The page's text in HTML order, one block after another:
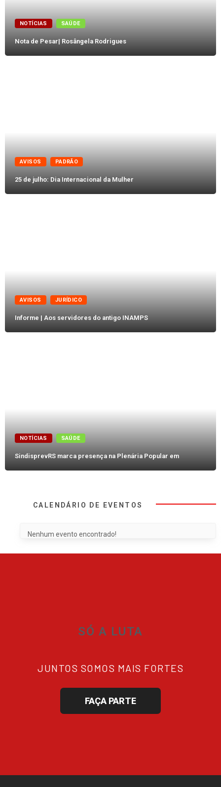
NOTÍCIAS SAÚDE
Nota de Pesar| Rosângela Rodrigues
AVISOS PADRÃO
25 de julho: Dia Internacional da Mulher
AVISOS JURÍDICO
Informe | Aos servidores do antigo INAMPS
NOTÍCIAS SAÚDE
SindisprevRS marca presença na Plenária Popular em
CALENDÁRIO DE EVENTOS
Nenhum evento encontrado!
SÓ A LUTA
JUNTOS SOMOS MAIS FORTES
FAÇA PARTE